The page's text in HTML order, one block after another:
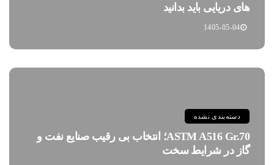
های دریایی باید بدانید
1405-05-04
دسته‌بندی نشده
ASTM A516 Gr.70؛ انتخاب بی رقیب صنایع نفت و
گاز در شرایط سخت